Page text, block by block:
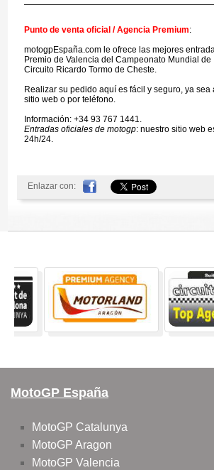
Punto de venta oficial / Agencia Premium:
motogpEspaña.com le ofrece las mejores
Premio de Valencia del Campeonato Mundial de
Circuito Ricardo Tormo de Cheste.
Realizar su pedido aquí es fácil y seguro, ya sea
sitio web o por teléfono.
Información: +34 93 767 1441.
Entradas oficiales de motogp: nuestro sitio web
24h/24.
Enlazar con:
MotoGP España
MotoGP Catalunya
MotoGP Aragon
MotoGP Valencia